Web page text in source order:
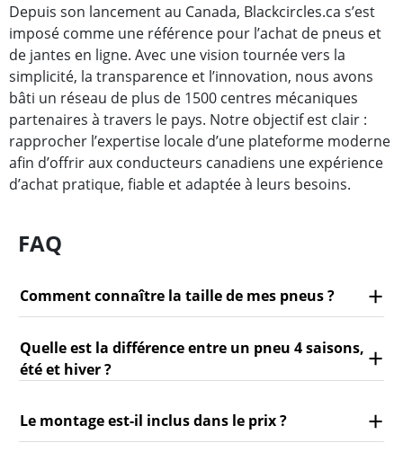
Depuis son lancement au Canada, Blackcircles.ca s’est
imposé comme une référence pour l’achat de pneus et
de jantes en ligne. Avec une vision tournée vers la
simplicité, la transparence et l’innovation, nous avons
bâti un réseau de plus de 1500 centres mécaniques
partenaires à travers le pays. Notre objectif est clair :
rapprocher l’expertise locale d’une plateforme moderne
afin d’offrir aux conducteurs canadiens une expérience
d’achat pratique, fiable et adaptée à leurs besoins.
FAQ
Comment connaître la taille de mes pneus ?
Quelle est la différence entre un pneu 4 saisons,
été et hiver ?
Le montage est-il inclus dans le prix ?